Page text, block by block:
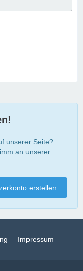
unserer Seite?
an unserer
erstellen
Impressum